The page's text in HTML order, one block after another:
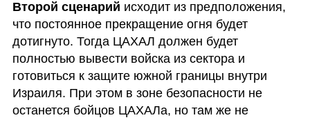
Второй сценарий исходит из предположения,
что постоянное прекращение огня будет
дотигнуто. Тогда ЦАХАЛ должен будет
полностью вывести войска из сектора и
готовиться к защите южной границы внутри
Израиля. При этом в зоне безопасности не
останется бойцов ЦАХАЛа, но там же не